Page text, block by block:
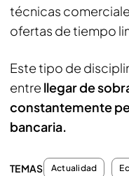
técnicas
ofertas de tiempo
Este tipo de
entre llegar de
constantemente
bancaria.
TEMAS Actualidad